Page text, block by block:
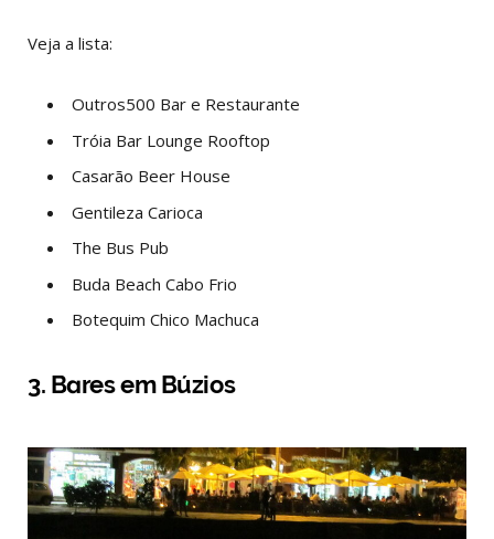
Veja a lista:
Outros500 Bar e Restaurante
Tróia Bar Lounge Rooftop
Casarão Beer House
Gentileza Carioca
The Bus Pub
Buda Beach Cabo Frio
Botequim Chico Machuca
3. Bares em Búzios